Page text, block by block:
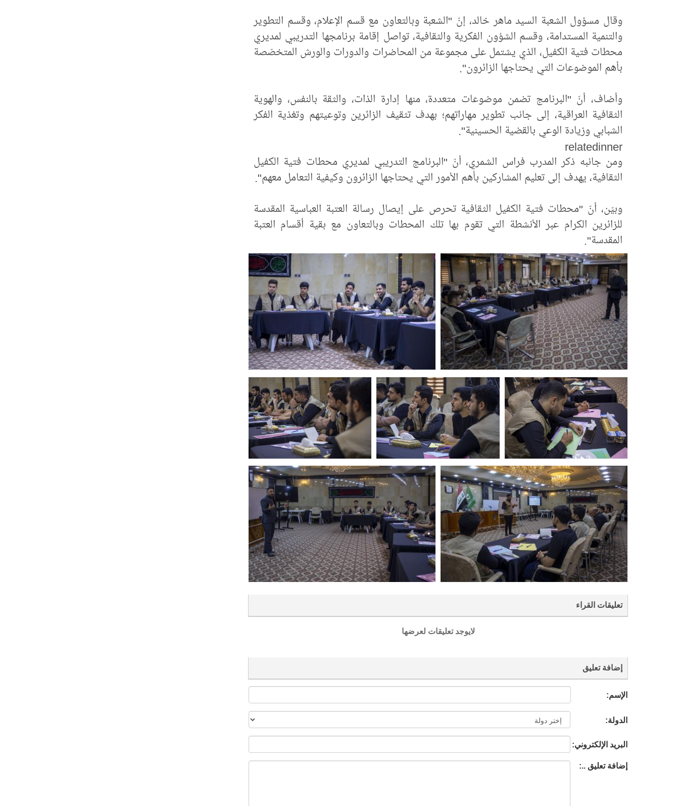
وقال مسؤول الشعبة السيد ماهر خالد، إنّ "الشعبة وبالتعاون مع قسم الإعلام، وقسم التطوير
والتنمية المستدامة، وقسم الشؤون الفكرية والثقافية، تواصل إقامة برنامجها التدريبي لمديري
محطات فتية الكفيل، الذي يشتمل على مجموعة من المحاضرات والدورات والورش المتخصّصة
بأهم الموضوعات التي يحتاجها الزائرون".
وأضاف، أنّ "البرنامج تضمن موضوعات متعددة، منها إدارة الذات، والثقة بالنفس، والهوية
الثقافية العراقية، إلى جانب تطوير مهاراتهم؛ بهدف تثقيف الزائرين وتوعيتهم وتغذية الفكر
الشبابي وزيادة الوعي بالقضية الحسينية".
relatedinner
ومن جانبه ذكر المدرب فراس الشمري، أنّ "البرنامج التدريبي لمديري محطات فتية الكفيل
الثقافية، يهدف إلى تعليم المشاركين بأهم الأمور التي يحتاجها الزائرون وكيفية التعامل معهم".
وبيّن، أنّ "محطات فتية الكفيل الثقافية تحرص على إيصال رسالة العتبة العباسية المقدسة
للزائرين الكرام عبر الأنشطة التي تقوم بها تلك المحطات وبالتعاون مع بقية أقسام العتبة
المقدسة".
تعليقات القراء
لايوجد تعليقات لعرضها
إضافة تعليق
الإسم:
الدولة:
البريد الإلكتروني:
إضافة تعليق ..: